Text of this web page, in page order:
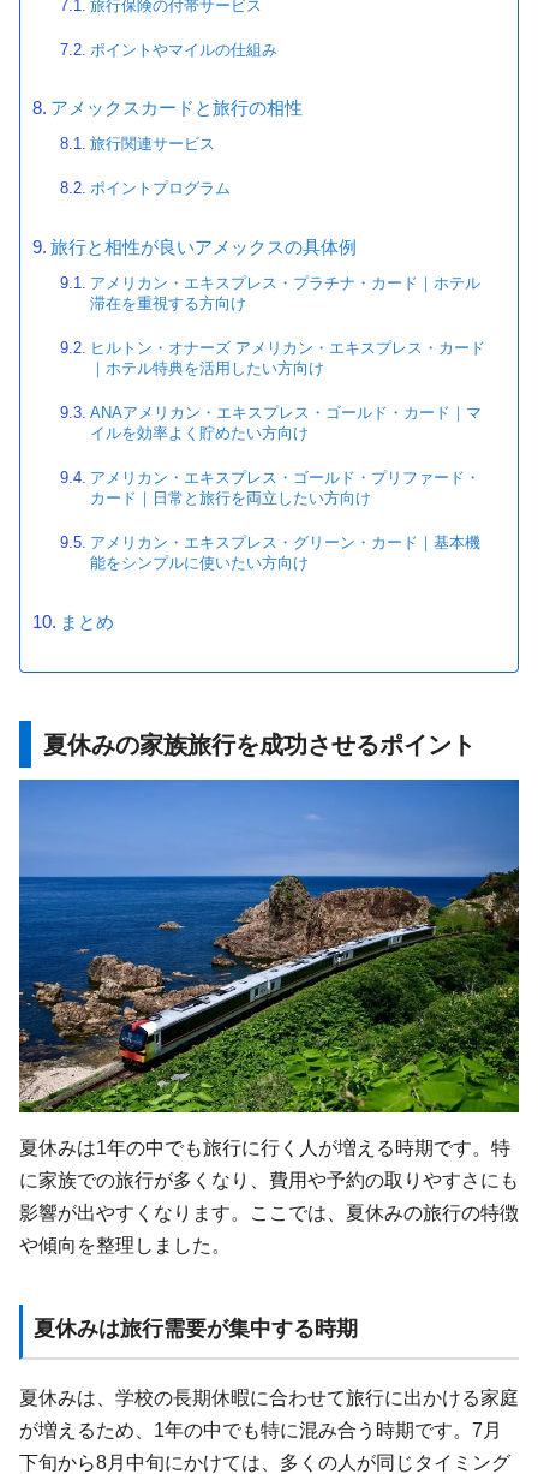
旅行保険の付帯サービス
ポイントやマイルの仕組み
アメックスカードと旅行の相性
旅行関連サービス
ポイントプログラム
旅行と相性が良いアメックスの具体例
アメリカン・エキスプレス・プラチナ・カード｜ホテル
滞在を重視する方向け
ヒルトン・オナーズ アメリカン・エキスプレス・カード
｜ホテル特典を活用したい方向け
ANAアメリカン・エキスプレス・ゴールド・カード｜マ
イルを効率よく貯めたい方向け
アメリカン・エキスプレス・ゴールド・プリファード・
カード｜日常と旅行を両立したい方向け
アメリカン・エキスプレス・グリーン・カード｜基本機
能をシンプルに使いたい方向け
まとめ
夏休みの家族旅行を成功させるポイント
夏休みは1年の中でも旅行に行く人が増える時期です。特
に家族での旅行が多くなり、費用や予約の取りやすさにも
影響が出やすくなります。ここでは、夏休みの旅行の特徴
や傾向を整理しました。
夏休みは旅行需要が集中する時期
夏休みは、学校の長期休暇に合わせて旅行に出かける家庭
が増えるため、1年の中でも特に混み合う時期です。7月
下旬から8月中旬にかけては、多くの人が同じタイミング